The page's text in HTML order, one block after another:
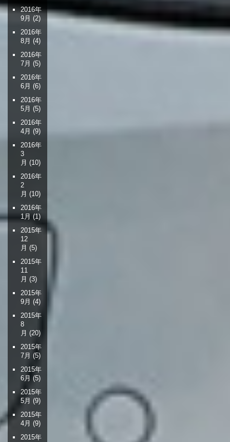
2016年
9月 (2)
2016年
8月 (4)
2016年
7月 (5)
2016年
6月 (6)
2016年
5月 (5)
2016年
4月 (9)
2016年
3
月 (10)
2016年
2
月 (10)
2016年
1月 (1)
2015年
12
月 (5)
2015年
11
月 (3)
2015年
9月 (4)
2015年
8
月 (20)
2015年
7月 (5)
2015年
6月 (5)
2015年
5月 (9)
2015年
4月 (9)
2015年